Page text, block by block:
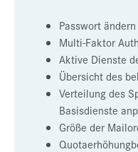
Passwort ändern
Multi-Faktor
Aktive Dienste
Übersicht des
Verteilung des
Basisdienste
Größe der